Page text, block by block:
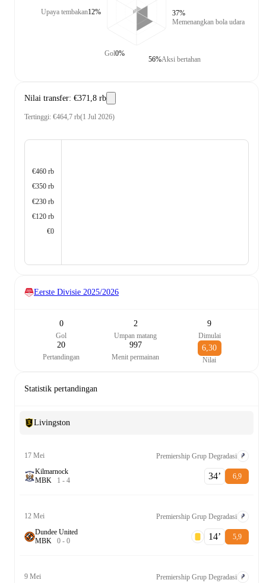
Upaya tembakan12%
Gol0%
Memenangkan bola udara
37%
Aksi bertahan
56%
Nilai transfer: €371,8 rb
Tertinggi: €464,7 rb(1 Jul 2026)
€460 rb
€350 rb
€230 rb
€120 rb
€0
Eerste Divisie 2025/2026
0
Gol
2
Umpan matang
9
Dimulai
20
Pertandingan
997
Menit permainan
6,30
Nilai
Statistik pertandingan
Livingston
17 Mei
Premiership Grup Degradasi
Kilmarnock
MBK 1 - 4 34‎’‎ 6,9
12 Mei
Premiership Grup Degradasi
Dundee United
MBK 0 - 0 14‎’‎ 5,9
9 Mei
Premiership Grup Degradasi